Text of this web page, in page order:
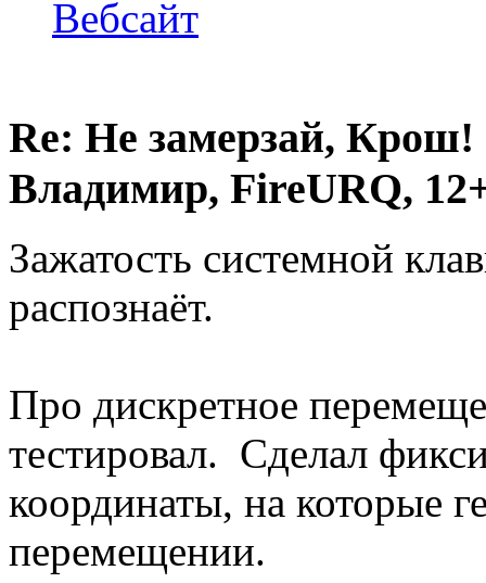
Вебсайт
Re: Не замерзай,
Владимир, FireURQ,
Зажатость системной
распознаёт.
Про дискретное
тестировал. Сделал
координаты, на которые
перемещении.